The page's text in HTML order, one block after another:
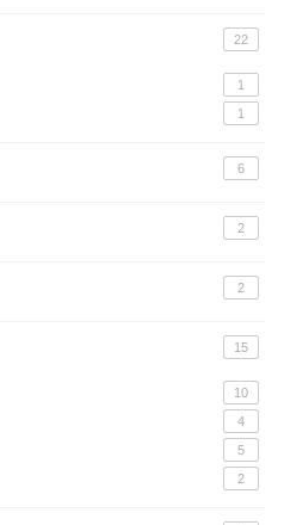
22
1
1
6
2
2
15
10
4
5
2